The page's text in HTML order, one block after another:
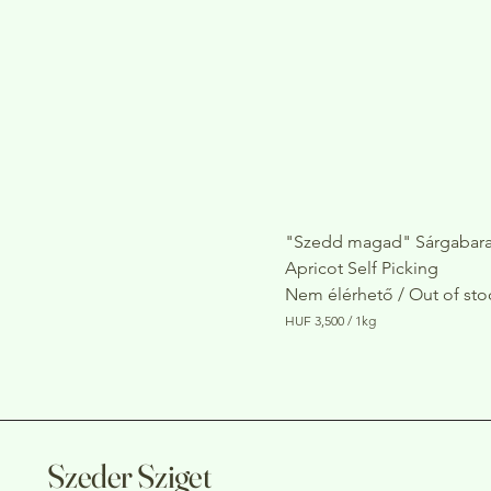
r
m
"Szedd magad"
Apricot Self Picking
Nem élérhető / Out of
HUF 3,500 / 1kg
,
Szeder Sziget